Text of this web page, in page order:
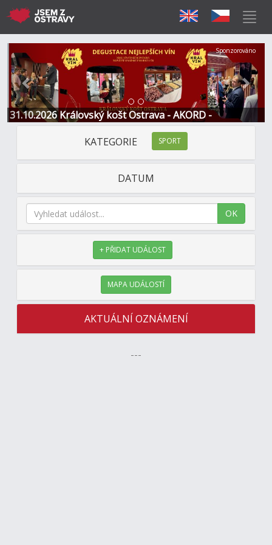
31.10.2026 Královský košt Ostrava - AKORD -
Restaurace a Hotel
Předchozí Další
Sponzorováno
KATEGORIE SPORT
DATUM
OK
+ PŘIDAT UDÁLOST
MAPA UDÁLOSTÍ
AKTUÁLNÍ OZNÁMENÍ
---